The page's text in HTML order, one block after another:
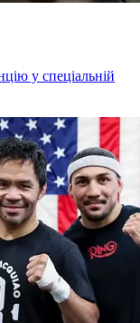
у спеціальній